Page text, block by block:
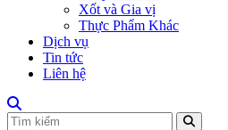
Xốt và Gia vị
Thực Phẩm Khác
Dịch vụ
Tin tức
Liên hệ